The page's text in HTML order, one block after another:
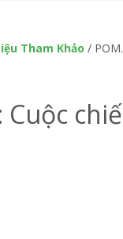
Tham Khảo /
Cuộc